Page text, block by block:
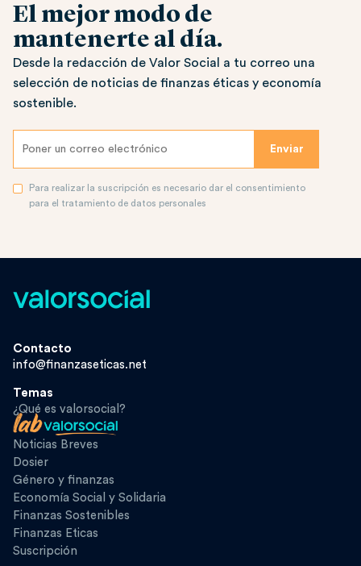
El mejor modo de
mantenerte al día.
Desde la redacción de Valor Social a tu correo una
selección de noticias de finanzas éticas y economía
sostenible.
Para realizar la suscripción es necesario dar el consentimiento
para el tratamiento de datos personales
Contacto
info@finanzaseticas.net
Temas
¿Qué es valorsocial?
Noticias Breves
Dosier
Género y finanzas
Economía Social y Solidaria
Finanzas Sostenibles
Finanzas Eticas
Suscripción